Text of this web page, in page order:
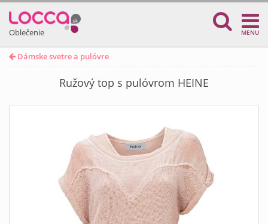
Oblečenie MENU
Dámske svetre a pulóvre
Ružový top s pulóvrom HEINE